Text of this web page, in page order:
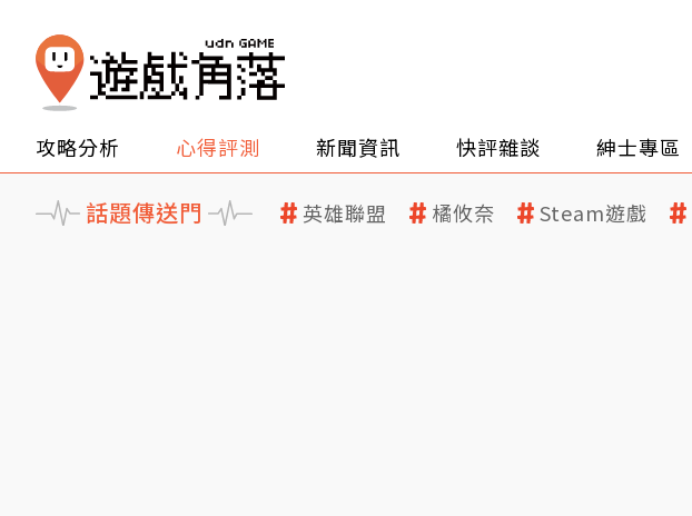
攻略分析 心得評測 新聞資訊 快評雜談 紳士專區
話題傳送門 英雄聯盟 橘攸奈 Steam遊戲